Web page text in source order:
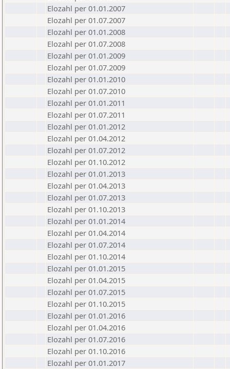
Elozahl per 01.01.2007
Elozahl per 01.07.2007
Elozahl per 01.01.2008
Elozahl per 01.07.2008
Elozahl per 01.01.2009
Elozahl per 01.07.2009
Elozahl per 01.01.2010
Elozahl per 01.07.2010
Elozahl per 01.01.2011
Elozahl per 01.07.2011
Elozahl per 01.01.2012
Elozahl per 01.04.2012
Elozahl per 01.07.2012
Elozahl per 01.10.2012
Elozahl per 01.01.2013
Elozahl per 01.04.2013
Elozahl per 01.07.2013
Elozahl per 01.10.2013
Elozahl per 01.01.2014
Elozahl per 01.04.2014
Elozahl per 01.07.2014
Elozahl per 01.10.2014
Elozahl per 01.01.2015
Elozahl per 01.04.2015
Elozahl per 01.07.2015
Elozahl per 01.10.2015
Elozahl per 01.01.2016
Elozahl per 01.04.2016
Elozahl per 01.07.2016
Elozahl per 01.10.2016
Elozahl per 01.01.2017